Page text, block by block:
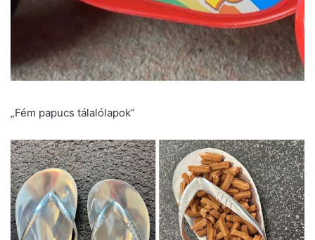
„Fém papucs tálalólapok”